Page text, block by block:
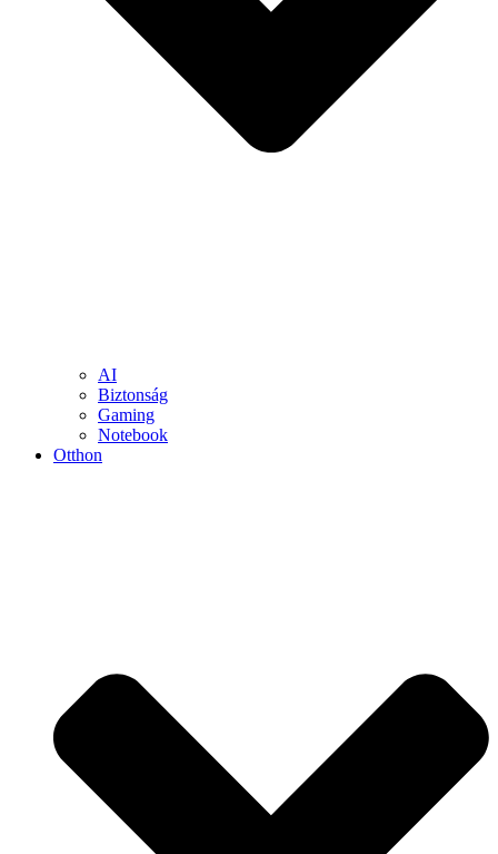
AI
Biztonság
Gaming
Notebook
Otthon